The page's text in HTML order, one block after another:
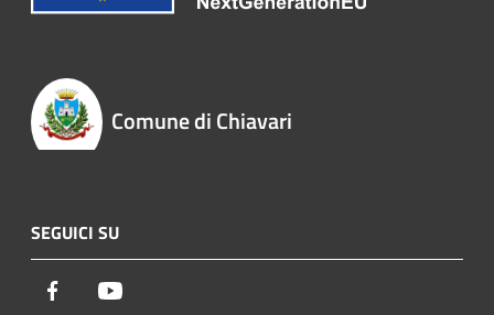
Comune di Chiavari
SEGUICI SU
Facebook